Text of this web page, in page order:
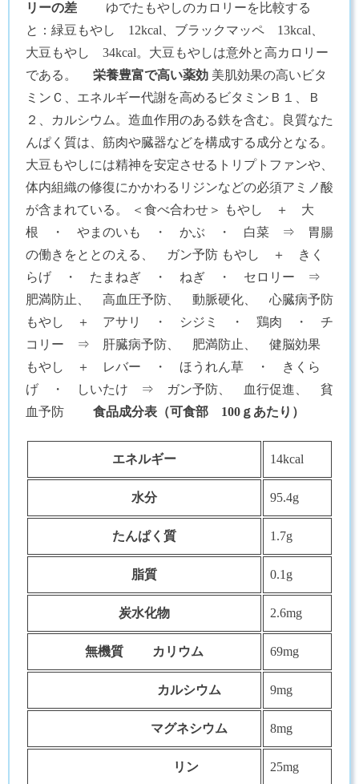
リーの差 ゆでたもやしのカロリーを比較する
と：緑豆もやし 12kcal、ブラックマッペ 13kcal、
大豆もやし 34kcal。大豆もやしは意外と高カロリー
である。 栄養豊富で高い薬効 美肌効果の高いビタ
ミンＣ、エネルギー代謝を高めるビタミンＢ１、Ｂ
２、カルシウム。造血作用のある鉄を含む。良質なた
んぱく質は、筋肉や臓器などを構成する成分となる。
大豆もやしには精神を安定させるトリプトファンや、
体内組織の修復にかかわるリジンなどの必須アミノ酸
が含まれている。 ＜食べ合わせ＞ もやし ＋ 大
根 ・ やまのいも ・ かぶ ・ 白菜 ⇒ 胃腸
の働きをととのえる、 ガン予防 もやし ＋ きく
らげ ・ たまねぎ ・ ねぎ ・ セロリー ⇒
肥満防止、 高血圧予防、 動脈硬化、 心臓病予防
もやし ＋ アサリ ・ シジミ ・ 鶏肉 ・ チ
コリー ⇒ 肝臓病予防、 肥満防止、 健脳効果
もやし ＋ レバー ・ ほうれん草 ・ きくら
げ ・ しいたけ ⇒ ガン予防、 血行促進、 貧
血予防 食品成分表（可食部 100ｇあたり）
エネルギー 14kcal
水分 95.4g
たんぱく質 1.7g
脂質 0.1g
炭水化物 2.6mg
無機質 カリウム 69mg
カルシウム 9mg
マグネシウム 8mg
リン 25mg